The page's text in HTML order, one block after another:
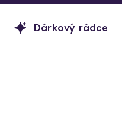
Dárkový rádce